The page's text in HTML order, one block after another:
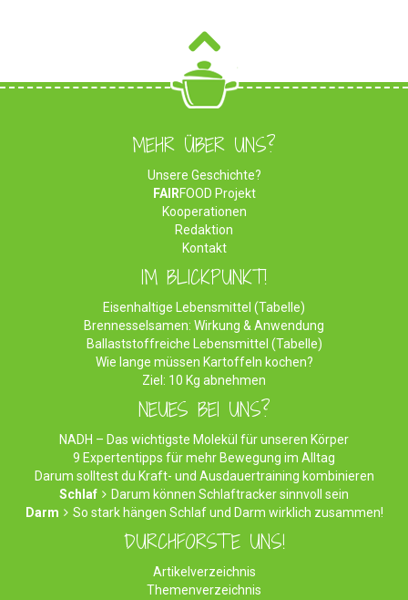
MEHR ÜBER UNS?
Unsere Geschichte?
FAIRFOOD Projekt
Kooperationen
Redaktion
Kontakt
IM BLICKPUNKT!
Eisenhaltige Lebensmittel (Tabelle)
Brennesselsamen: Wirkung & Anwendung
Ballaststoffreiche Lebensmittel (Tabelle)
Wie lange müssen Kartoffeln kochen?
Ziel: 10 Kg abnehmen
NEUES BEI UNS?
NADH – Das wichtigste Molekül für unseren Körper
9 Expertentipps für mehr Bewegung im Alltag
Darum solltest du Kraft- und Ausdauertraining kombinieren
Schlaf
Darum können Schlaftracker sinnvoll sein
Darm
So stark hängen Schlaf und Darm wirklich zusammen!
DURCHFORSTE UNS!
Artikelverzeichnis
Themenverzeichnis